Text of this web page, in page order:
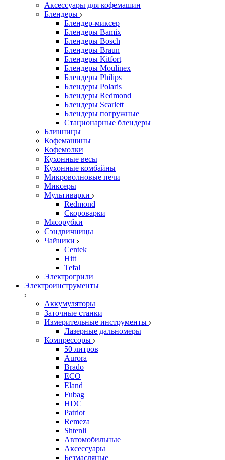
Аксессуары для кофемашин
Блендеры
Блендер-миксер
Блендеры Bamix
Блендеры Bosch
Блендеры Braun
Блендеры Kitfort
Блендеры Moulinex
Блендеры Philips
Блендеры Polaris
Блендеры Redmond
Блендеры Scarlett
Блендеры погружные
Стационарные блендеры
Блинницы
Кофемашины
Кофемолки
Кухонные весы
Кухонные комбайны
Микроволновые печи
Миксеры
Мультиварки
Redmond
Скороварки
Мясорубки
Сэндвичницы
Чайники
Centek
Hitt
Tefal
Электрогрили
Электроинструменты
Аккумуляторы
Заточные станки
Измерительные инструменты
Лазерные дальномеры
Компрессоры
50 литров
Aurora
Brado
ECO
Eland
Fubag
HDC
Patriot
Remeza
Shtenli
Автомобильные
Аксессуары
Безмасляные